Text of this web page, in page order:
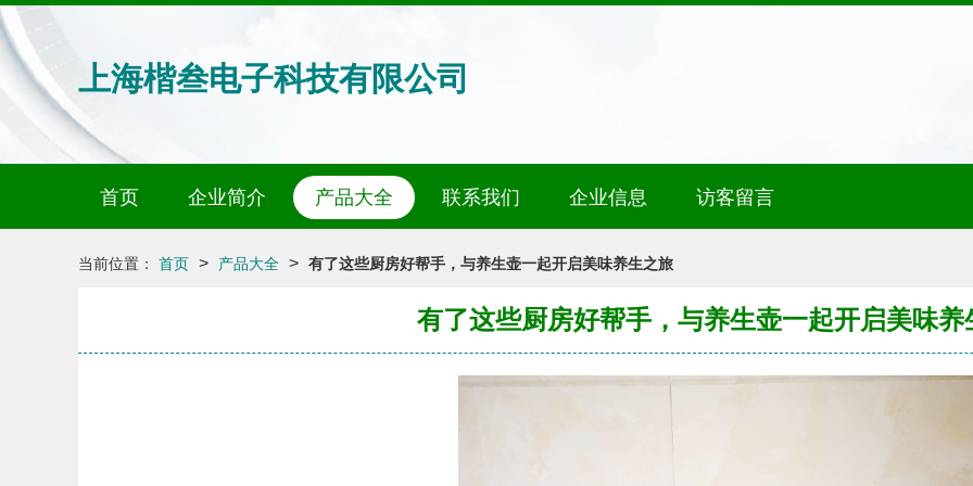
上海楷叁电子科技有限公司
首页 企业简介 产品大全 联系我们 企业信息 访客留言
当前位置： 首页 > 产品大全 > 有了这些厨房好帮手，与养生壶一起开启美味养生之旅
有了这些厨房好帮手，与养生壶一起开启美味养